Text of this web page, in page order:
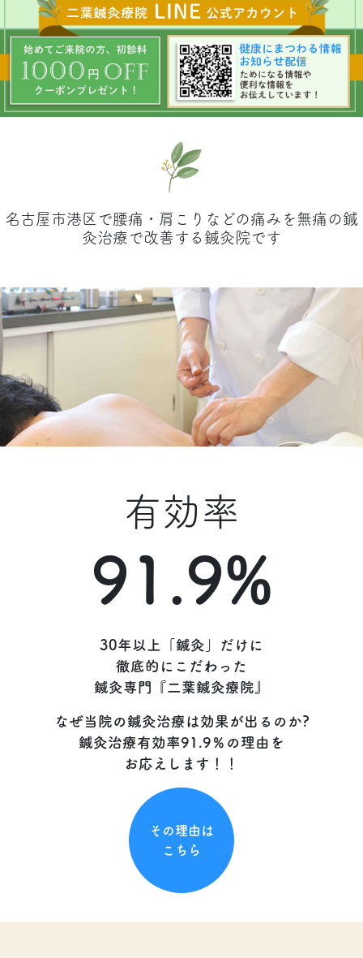
名古屋市港区で腰痛・肩こりなどの痛みを無痛の鍼
灸治療で改善する鍼灸院です
有効率
91.9%
30年以上「鍼灸」だけに
徹底的にこだわった
鍼灸専門『二葉鍼灸療院』
なぜ当院の鍼灸治療は効果が出るのか?
鍼灸治療有効率91.9％の理由を
お応えします！！
その理由は
こちら